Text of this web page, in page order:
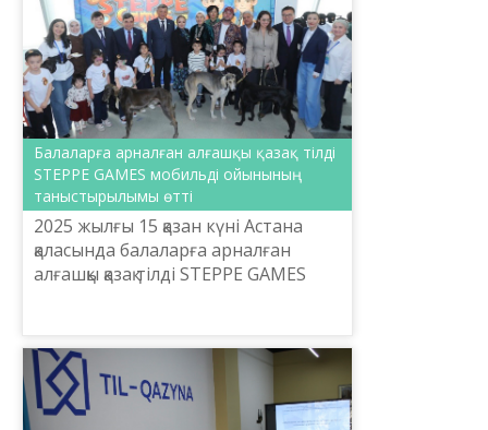
Балаларға арналған алғашқы қазақ тілді
STEPPE GAMES мобильді ойынының
таныстырылымы өтті
2025 жылғы 15 қазан күні Астана
қаласында балаларға арналған
алғашқы қазақ тілді STEPPE GAMES
мемлекет және қоғам қайратк...